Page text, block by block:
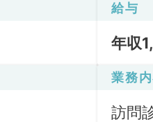
給与
年収
業務
訪問